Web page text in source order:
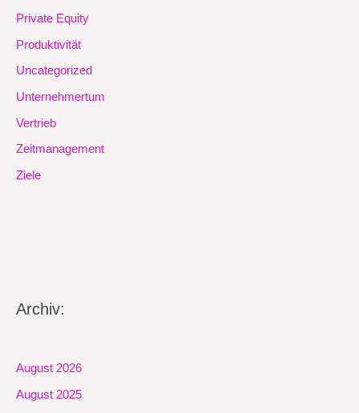
Private Equity
Produktivität
Uncategorized
Unternehmertum
Vertrieb
Zeitmanagement
Ziele
Archiv:
August 2026
August 2025